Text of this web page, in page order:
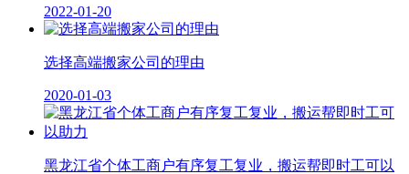
2022-01-20
选择高端搬家公司的理由
2020-01-03
黑龙江省个体工商户有序复工复业，搬运帮即时工可以